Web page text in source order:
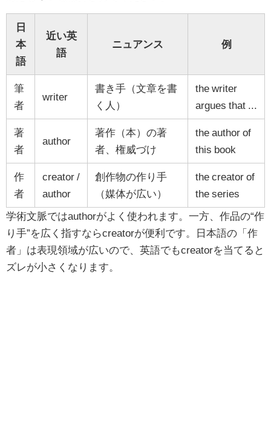
日
本
語
近い英
語
ニュアンス 例
筆
者
writer
書き手（文章を書
く人）
the writer
argues that ...
著
者
author
著作（本）の著
者、権威づけ
the author of
this book
作
者
creator /
author
創作物の作り手
（媒体が広い）
the creator of
the series
学術文脈ではauthorがよく使われます。一方、作品の“作
り手”を広く指すならcreatorが便利です。日本語の「作
者」は表現領域が広いので、英語でもcreatorを当てると
ズレが小さくなります。